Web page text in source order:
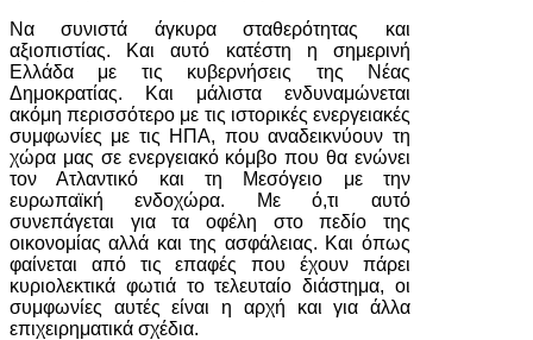
Να συνιστά άγκυρα σταθερότητας και
αξιοπιστίας. Και αυτό κατέστη η σημερινή
Ελλάδα με τις κυβερνήσεις της Νέας
Δημοκρατίας. Και μάλιστα ενδυναμώνεται
ακόμη περισσότερο με τις ιστορικές ενεργειακές
συμφωνίες με τις ΗΠΑ, που αναδεικνύουν τη
χώρα μας σε ενεργειακό κόμβο που θα ενώνει
τον Ατλαντικό και τη Μεσόγειο με την
ευρωπαϊκή ενδοχώρα. Με ό,τι αυτό
συνεπάγεται για τα οφέλη στο πεδίο της
οικονομίας αλλά και της ασφάλειας. Και όπως
φαίνεται από τις επαφές που έχουν πάρει
κυριολεκτικά φωτιά το τελευταίο διάστημα, οι
συμφωνίες αυτές είναι η αρχή και για άλλα
επιχειρηματικά σχέδια.